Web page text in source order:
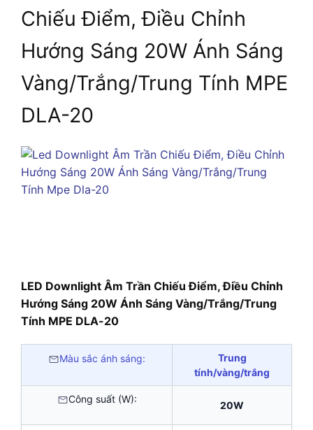
Chiếu Điểm, Điều Chỉnh
Hướng Sáng 20W Ánh Sáng
Vàng/Trắng/Trung Tính MPE
DLA-20
LED Downlight Âm Trần Chiếu Điểm, Điều Chỉnh
Hướng Sáng 20W Ánh Sáng Vàng/Trắng/Trung
Tính MPE DLA-20
Màu sắc ánh sáng:
Trung
tính/vàng/trắng
Công suất (W):
20W